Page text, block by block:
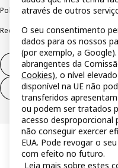
Política de divulgação responsável
Reclamações e resolução de
Direito de livre resolução
Direito de livre resolução
através de outros
O seu consentimento
dados para os nossos
(por exemplo, a
abrangentes da
Cookies), o nível
disponível na UE não
transferidos
ou podem ser tratados
acesso desproporcional
não conseguir exercer
EUA. Pode revogar o
com efeito no futuro.
Leia mais sobre estes